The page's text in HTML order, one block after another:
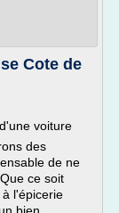
Cote de
voiture
des
de ne
ce soit
l'épicerie